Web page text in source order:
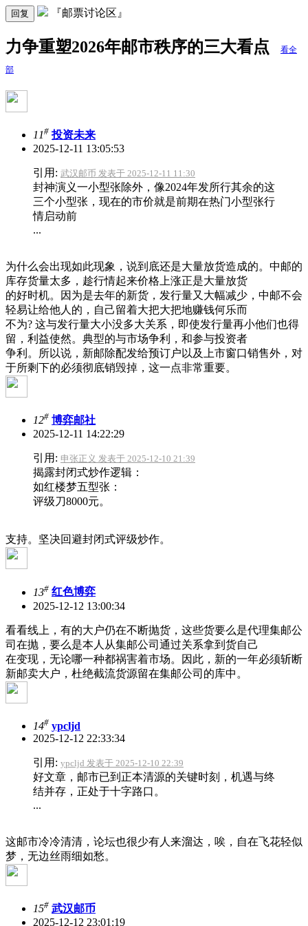
回复 『邮票讨论区』
力争重塑2026年邮市秩序的三大看点 看全
部
11# 投资未来
2025-12-11 13:05:53
引用: 武汉邮币 发表于 2025-12-11 11:30
封神演义一小型张除外，像2024年发所行其余的这
三个小型张，现在的市价就是前期在热门小型张行
情启动前
...
为什么会出现如此现象，说到底还是大量放货造成的。中邮的
库存货量太多，趁行情起来价格上涨正是大量放货
的好时机。因为是去年的新货，发行量又大幅减少，中邮不会
轻易让给他人的，自己留着大把大把地赚钱何乐而
不为? 这与发行量大小没多大关系，即使发行量再小他们也得
留，利益使然。典型的与市场争利，和参与投资者
争利。所以说，新邮除配发给预订户以及上市窗口销售外，对
于所剩下的必须彻底销毁掉，这一点非常重要。
12# 博弈邮社
2025-12-11 14:22:29
引用: 申张正义 发表于 2025-12-10 21:39
揭露封闭式炒作逻辑：
如红楼梦五型张：
评级刀8000元。
支持。坚决回避封闭式评级炒作。
13# 红色博弈
2025-12-12 13:00:34
看看线上，有的大户仍在不断抛货，这些货要么是代理集邮公
司在抛，要么是本人从集邮公司通过关系拿到货自己
在变现，无论哪一种都祸害着市场。因此，新的一年必须斩断
新邮卖大户，杜绝截流货源留在集邮公司的库中。
14# ypcljd
2025-12-12 22:33:34
引用: ypcljd 发表于 2025-12-10 22:39
好文章，邮市已到正本清源的关键时刻，机遇与终
结并存，正处于十字路口。
...
这邮市冷冷清清，论坛也很少有人来溜达，唉，自在飞花轻似
梦，无边丝雨细如愁。
15# 武汉邮币
2025-12-12 23:01:19